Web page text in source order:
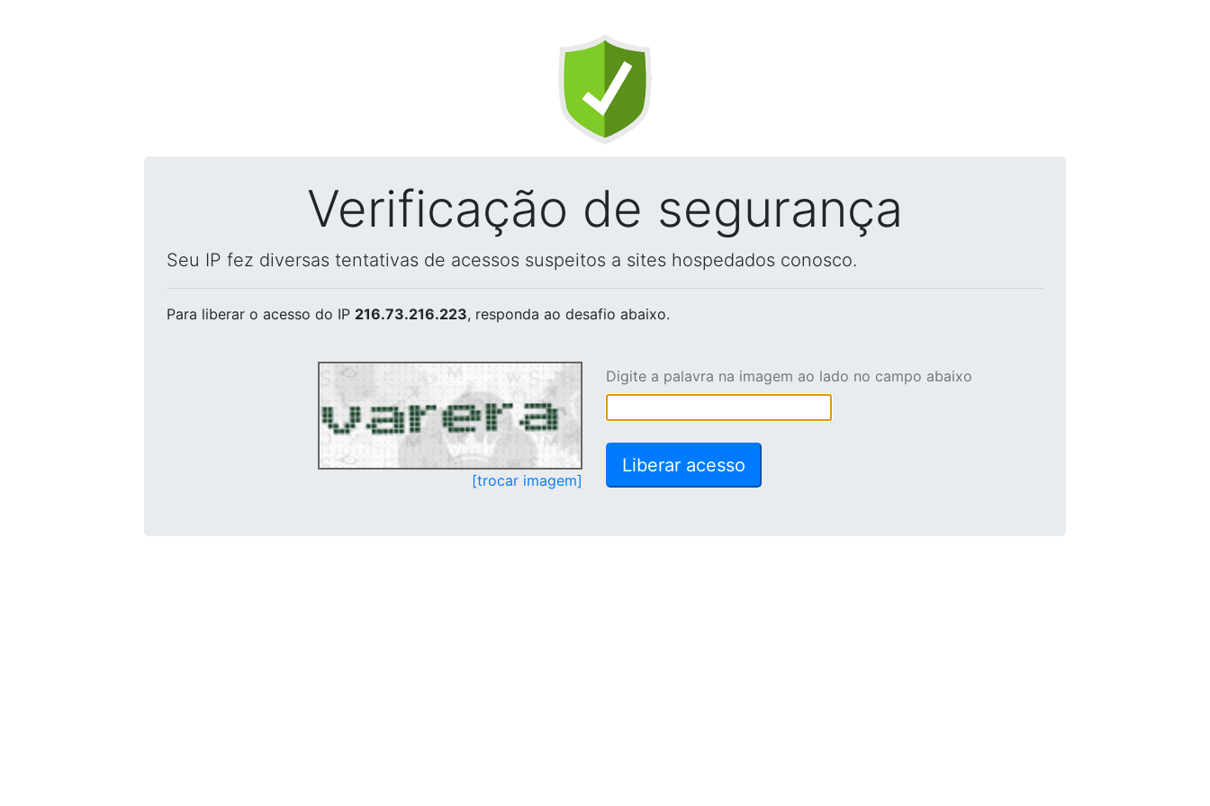
Verificação de segurança
Seu IP fez diversas tentativas de acessos suspeitos a sites hospedados conosco.
Para liberar o acesso do IP 216.73.216.223, responda ao desafio abaixo.
[trocar imagem]
Digite a palavra na imagem ao lado no campo abaixo